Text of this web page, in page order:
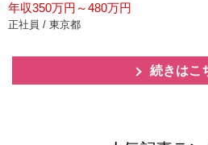
年収350万円～480万円
正社員 / 東京都
続きはこ